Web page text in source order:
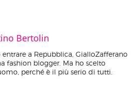
Bertolin
entrare a Repubblica, GialloZafferano
fashion blogger. Ma ho scelto
perché è il più serio di tutti.